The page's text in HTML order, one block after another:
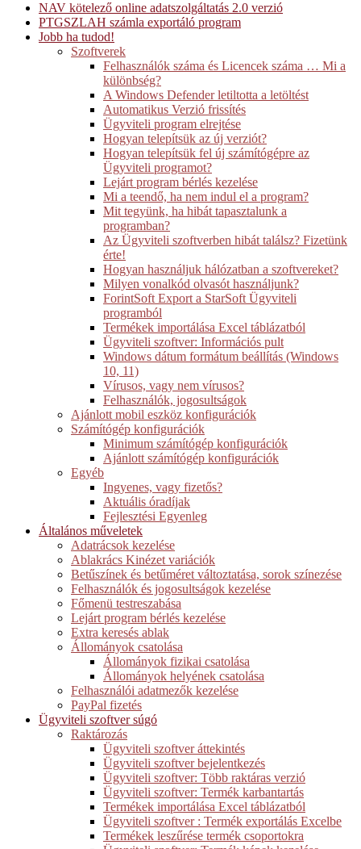
NAV kötelező online adatszolgáltatás 2.0 verzió
PTGSZLAH számla exportáló program
Jobb ha tudod!
Szoftverek
Felhasználók száma és Licencek száma … Mi a
különbség?
A Windows Defender letiltotta a letöltést
Automatikus Verzió frissítés
Ügyviteli program elrejtése
Hogyan telepítsük az új verziót?
Hogyan telepítsük fel új számítógépre az
Ügyviteli programot?
Lejárt program bérlés kezelése
Mi a teendő, ha nem indul el a program?
Mit tegyünk, ha hibát tapasztalunk a
programban?
Az Ügyviteli szoftverben hibát találsz? Fizetünk
érte!
Hogyan használjuk hálózatban a szoftvereket?
Milyen vonalkód olvasót használjunk?
ForintSoft Export a StarSoft Ügyviteli
programból
Termékek importálása Excel táblázatból
Ügyviteli szoftver: Információs pult
Windows dátum formátum beállítás (Windows
10, 11)
Vírusos, vagy nem vírusos?
Felhasználók, jogosultságok
Ajánlott mobil eszköz konfigurációk
Számítógép konfigurációk
Minimum számítógép konfigurációk
Ajánlott számítógép konfigurációk
Egyéb
Ingyenes, vagy fizetős?
Aktuális óradíjak
Fejlesztési Egyenleg
Általános műveletek
Adatrácsok kezelése
Ablakrács Kinézet variációk
Betűszínek és betűméret változtatása, sorok színezése
Felhasználók és jogosultságok kezelése
Főmenü testreszabása
Lejárt program bérlés kezelése
Extra keresés ablak
Állományok csatolása
Állományok fizikai csatolása
Állományok helyének csatolása
Felhasználói adatmezők kezelése
PayPal fizetés
Ügyviteli szoftver súgó
Raktározás
Ügyviteli szoftver áttekintés
Ügyviteli szoftver bejelentkezés
Ügyviteli szoftver: Több raktáras verzió
Ügyviteli szoftver: Termék karbantartás
Termékek importálása Excel táblázatból
Ügyviteli szoftver : Termék exportálás Excelbe
Termékek leszűrése termék csoportokra